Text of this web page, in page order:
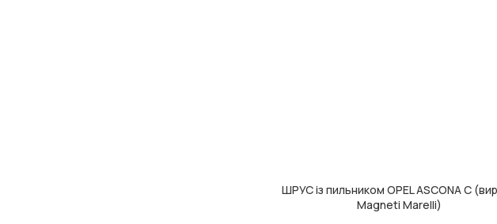
ДОДАТИ В КОШИК
ШРУС із пильником OPEL ASCONA C
Magneti Marelli)